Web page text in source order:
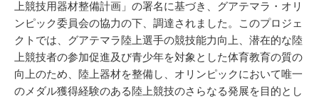
上競技用器材整備計画」の署名に基づき、グアテマラ・オリ
ンピック委員会の協力の下、調達されました。このプロジェ
クトでは、グアテマラ陸上選手の競技能力向上、潜在的な陸
上競技者の参加促進及び青少年を対象とした体育教育の質の
向上のため、陸上器材を整備し、オリンピックにおいて唯一
のメダル獲得経験のある陸上競技のさらなる発展を目的とし